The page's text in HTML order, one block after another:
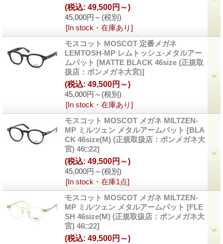
45,000円～ (税別)
(税込: 49,500円～)
[In stock・在庫あり]
モスコット MOSCOT 定番メガネ
LEMTOSH-MP レムトッシュ-メタルアー
ムパット [MATTE BLACK 46size (正規取
扱店：ポンメガネ大宮)]
45,000円～ (税別)
(税込: 49,500円～)
[In stock・在庫あり]
モスコット MOSCOT メガネ MILTZEN-
MP ミルツェン メタルアームパット [BLA
CK 46size(M) (正規取扱店：ポンメガネ大
宮) 46□22]
45,000円～ (税別)
(税込: 49,500円～)
[In stock・在庫1点]
モスコット MOSCOT メガネ MILTZEN-
MP ミルツェン メタルアームパット [FLE
SH 46size(M) (正規取扱店：ポンメガネ大
宮) 46□22]
(税込: 49,500円～)